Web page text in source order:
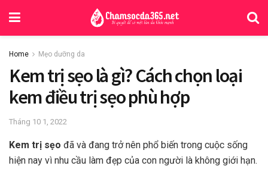
Home Mẹo dưỡng da
Kem trị sẹo là gì? Cách chọn loại
kem điều trị sẹo phù hợp
Tháng 10 1, 2022
Kem trị sẹo đã và đang trở nên phổ biến trong cuộc sống
hiện nay vì nhu cầu làm đẹp của con người là không giới hạn.